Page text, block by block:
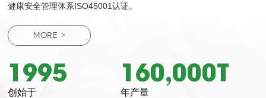
健康安全管理体系ISO45001认证。
MORE >
1995
创始于
160,000T
年产量